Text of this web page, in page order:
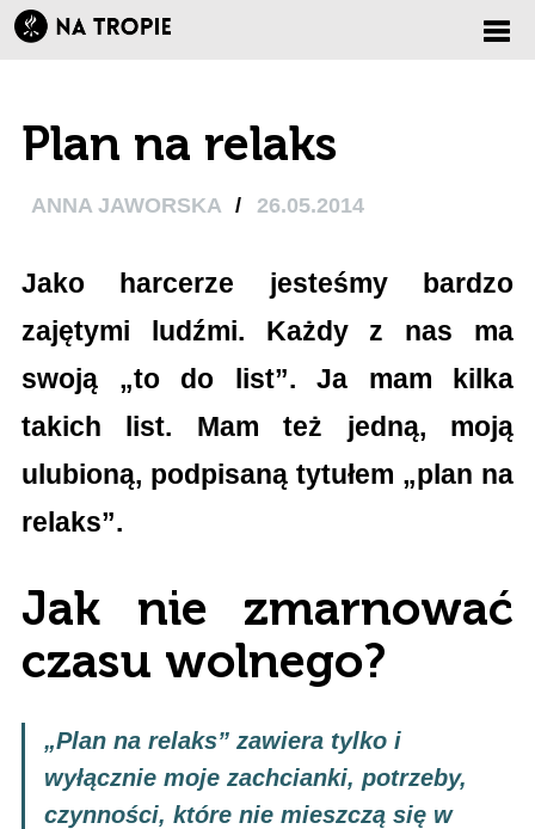
Plan na relaks
ANNA JAWORSKA / 26.05.2014
Jako harcerze jesteśmy bardzo
zajętymi ludźmi. Każdy z nas ma
swoją „to do list”. Ja mam kilka
takich list. Mam też jedną, moją
ulubioną, podpisaną tytułem „plan na
relaks”.
Jak nie zmarnować
czasu wolnego?
„Plan na relaks” zawiera tylko i
wyłącznie moje zachcianki, potrzeby,
czynności, które nie mieszczą się w